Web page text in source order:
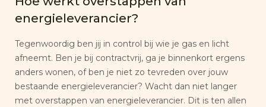
energieleverancier?
Tegenwoordig ben jij in control bij wie je gas en licht
afneemt. Ben je bij contractvrij, ga je binnenkort ergens
anders wonen, of ben je niet zo tevreden over jouw
bestaande energieleverancier? Wacht dan niet langer
met overstappen van energieleverancier. Dit is ten allen